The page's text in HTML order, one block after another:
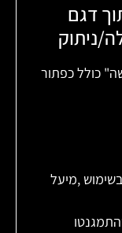
דגם
ניתוק
כולל כפתור
,מיעל